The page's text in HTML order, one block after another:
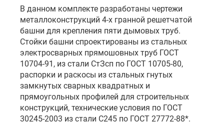
В данном комплекте разработаны чертежи
металлоконструкций 4-х гранной решетчатой
башни для крепления пяти дымовых труб.
Стойки башни спроектированы из стальных
электросварных прямошовных труб ГОСТ
10704-91, из стали СтЗсп по ГОСТ 10705-80,
распорки и раскосы из стальных гнутых
замкнутых сварных квадратных и
прямоугольных профилей для строительных
конструкций, технические условия по ГОСТ
30245-2003 из стали С245 по ГОСТ 27772-88*.